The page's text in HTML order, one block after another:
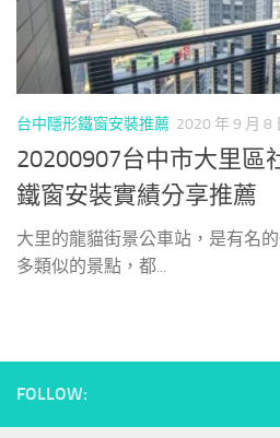
台中隱形鐵窗安裝推薦 2020 年 9 月 8
20200907台中市大里區
鐵窗安裝實績分享推薦
大里的龍貓街景公車站，是有名
多類似的景點，都...
FOLLOW: